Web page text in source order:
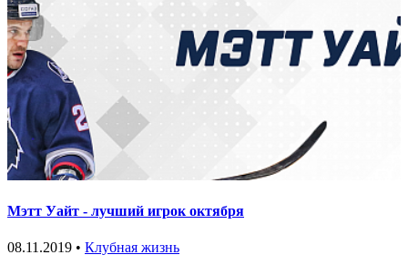
Мэтт Уайт - лучший игрок октября
08.11.2019 • Клубная жизнь